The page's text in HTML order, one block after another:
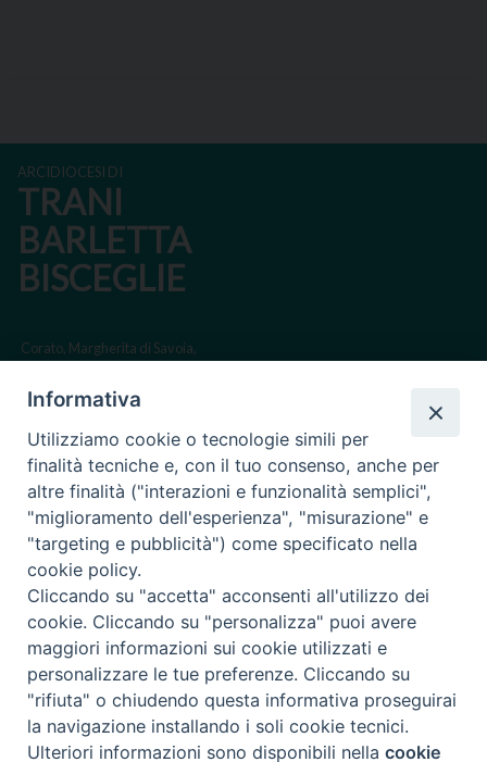
ARCIDIOCESI DI
TRANI
BARLETTA
BISCEGLIE
Corato, Margherita di Savoia,
Regione ecclesiastica Puglia
Via Beltrani, 9
76125 Trani BT
Centralino Tel. 0883 494211
Cancelleria Tel. 0883 494204
cancelleria@arcidiocesitrani.it
Copyright © Arcidiocesi di Trani Barletta Bisceglie
Riproduzione dei contenuti solo con permesso. Tutti i diritti sono
riservati -Informativa sulla Privacy
Informativa
Utilizziamo cookie o tecnologie simili per
finalità tecniche e, con il tuo consenso, anche per
altre finalità ("interazioni e funzionalità semplici",
"miglioramento dell'esperienza", "misurazione" e
"targeting e pubblicità") come specificato nella
cookie policy.
Cliccando su "accetta" acconsenti all'utilizzo dei
cookie. Cliccando su "personalizza" puoi avere
maggiori informazioni sui cookie utilizzati e
personalizzare le tue preferenze. Cliccando su
"rifiuta" o chiudendo questa informativa proseguirai
la navigazione installando i soli cookie tecnici.
Ulteriori informazioni sono disponibili nellacookie